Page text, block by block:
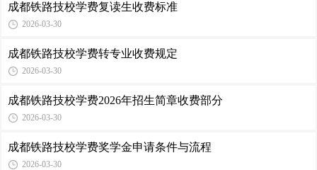
成都铁路技校学费复读生收费标准
2026-03-30
成都铁路技校学费转专业收费规定
2026-03-30
成都铁路技校学费2026年招生简章收费部分
2026-03-30
成都铁路技校学费奖学金申请条件与流程
2026-03-30